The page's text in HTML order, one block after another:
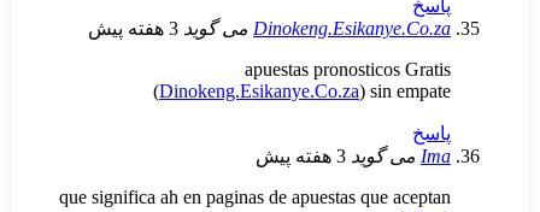
می گوید 3 هفته پیش
apuestas
(Dinokeng.Esikanye.Co.za
que significa ah en paginas de apuestas que